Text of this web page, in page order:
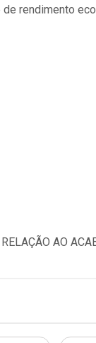
rendimento
AO